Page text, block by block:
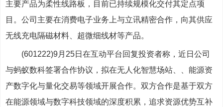
主要产品为柔性线路板，目前已持续规模化交付其定点项
目。公司主要在消费电子业务上与立讯精密合作，向其供应
无线充电隔磁材料、超微细线材等产品。
(601222)9月25日在互动平台回复投资者称，近日公司
与蚂蚁数科签署合作协议，拟在无人化智慧场站、、能源资
产数字化与量化交易等领域开展合作。双方合作是基于双方
在能源领域与数字科技领域的深度积累，追求资源优势互补